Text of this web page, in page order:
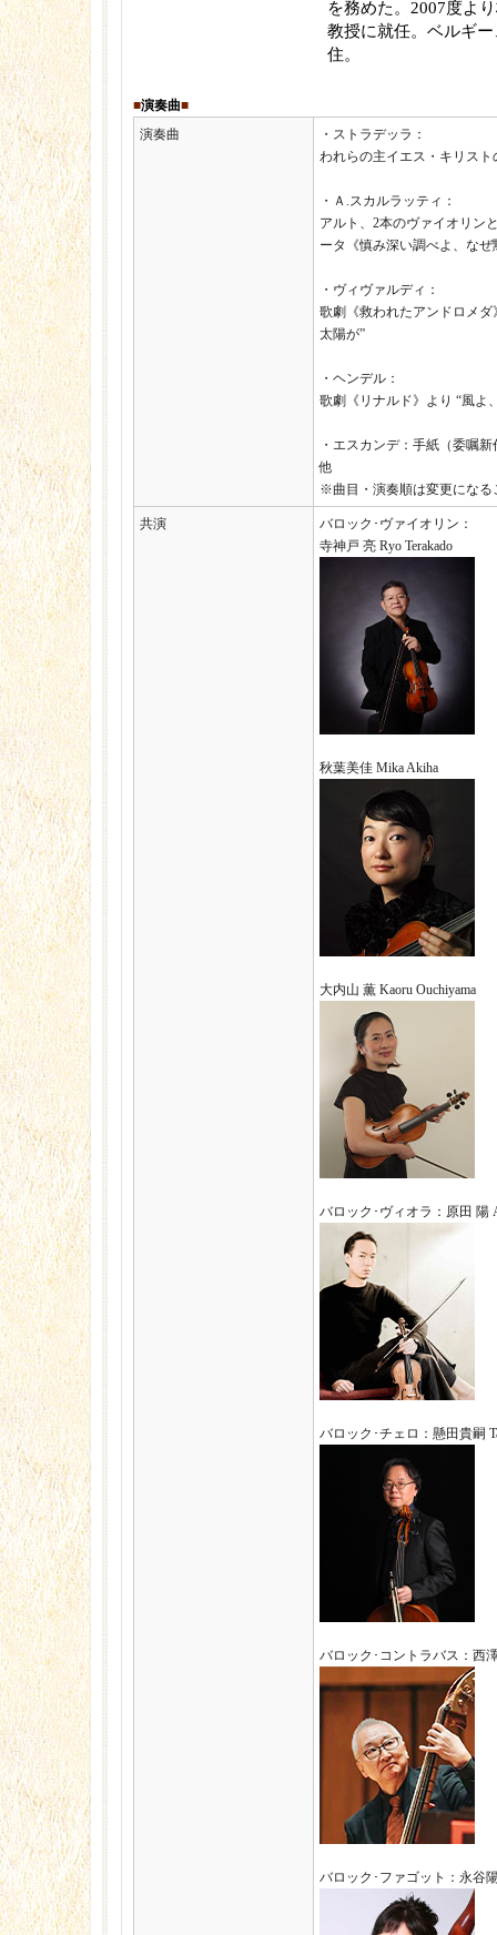
を務めた。2007度よ
教授に就任。ベルギ
住。
■演奏曲■
演奏曲
・ストラデッラ：
われらの主イエス・キリスト
・Ａ.スカルラッティ：
アルト、2本のヴァイオリン
ータ《慎み深い調べよ、な
・ヴィヴァルディ：
歌劇《救われたアンドロメ
太陽が”
・ヘンデル：
歌劇《リナルド》より “風よ
・エスカンデ：手紙（委嘱新
他
※曲目・演奏順は変更になる
共演
バロック･ヴァイオリン：
寺神戸 亮 Ryo Terakado
秋葉美佳 Mika Akiha
大内山 薫 Kaoru Ouchiyama
バロック･ヴィオラ：原田 陽
バロック･チェロ：懸田貴嗣
バロック･コントラバス：西
バロック･ファゴット：永谷